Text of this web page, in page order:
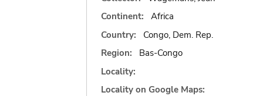
Continent:
Africa
Country:
Congo, Dem. Rep.
Region:
Bas-Congo
Locality:
Locality on Google Maps: